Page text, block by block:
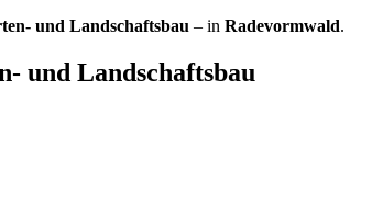
und Landschaftsbau – in Radevormwald.
und Landschaftsbau